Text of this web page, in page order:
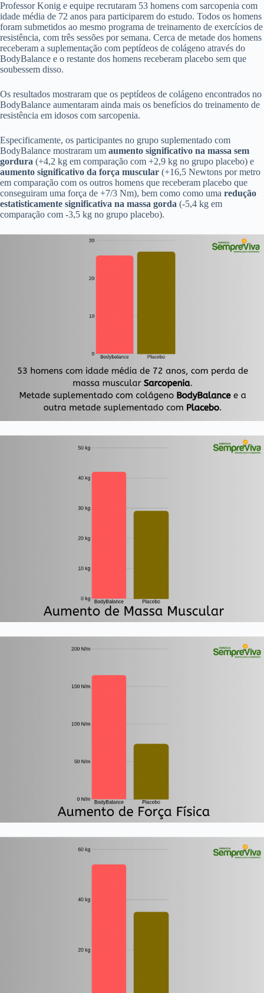
Professor Konig e equipe recrutaram 53 homens com sarcopenia com
idade média de 72 anos para participarem do estudo. Todos os homens
foram submetidos ao mesmo programa de treinamento de exercícios de
resistência, com três sessões por semana. Cerca de metade dos homens
receberam a suplementação com peptídeos de colágeno através do
BodyBalance e o restante dos homens receberam placebo sem que
soubessem disso.
Os resultados mostraram que os peptídeos de colágeno encontrados no
BodyBalance aumentaram ainda mais os benefícios do treinamento de
resistência em idosos com sarcopenia.
Especificamente, os participantes no grupo suplementado com
BodyBalance mostraram um aumento significativo na massa sem
gordura (+4,2 kg em comparação com +2,9 kg no grupo placebo) e
aumento significativo da força muscular (+16,5 Newtons por metro
em comparação com os outros homens que receberam placebo que
conseguiram uma força de +7/3 Nm), bem como como uma redução
estatisticamente significativa na massa gorda (-5,4 kg em
comparação com -3,5 kg no grupo placebo).